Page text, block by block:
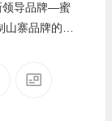
领导品牌—蜜
寨品牌的对